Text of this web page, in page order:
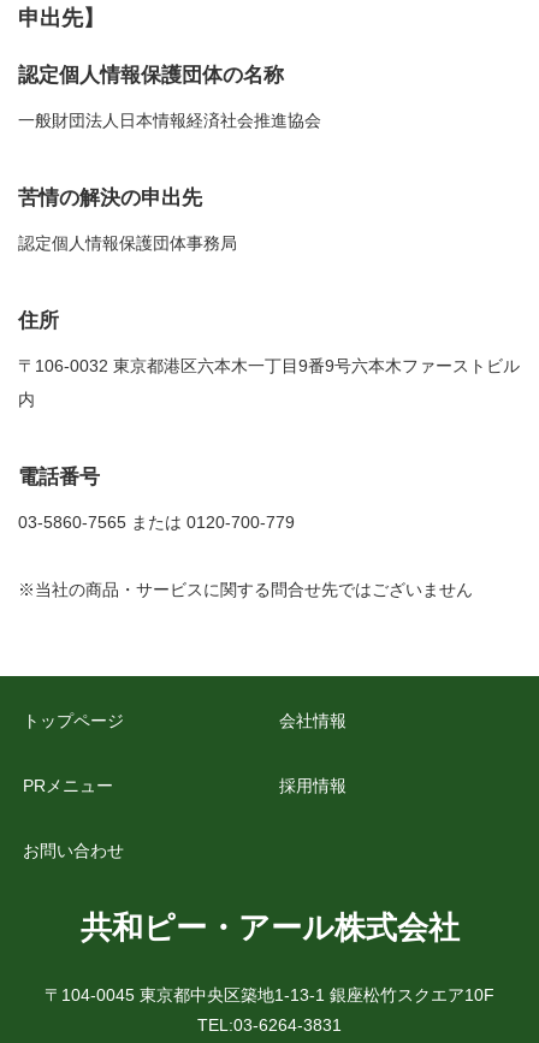
申出先】
認定個人情報保護団体の名称
一般財団法人日本情報経済社会推進協会
苦情の解決の申出先
認定個人情報保護団体事務局
住所
〒106-0032 東京都港区六本木一丁目9番9号六本木ファーストビル
内
電話番号
03-5860-7565 または 0120-700-779
※当社の商品・サービスに関する問合せ先ではございません
トップページ 会社情報
PRメニュー 採用情報
お問い合わせ
共和ピー・アール株式会社
〒104-0045 東京都中央区築地1-13-1 銀座松竹スクエア10F
TEL:03-6264-3831